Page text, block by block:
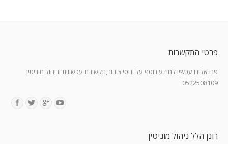
פרטי התקשרות
פנו אלינו עכשיו למידע נוסף על יחסי ציבור,תקשורת עכשווית וניהול מוניטין
0522508109
רונן הלל ניהול מוניטין